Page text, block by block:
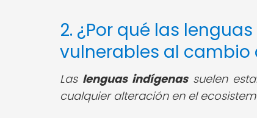
2. ¿Por qué las
vulnerables al
Las lenguas indígenassuelen
cualquier alteración en el